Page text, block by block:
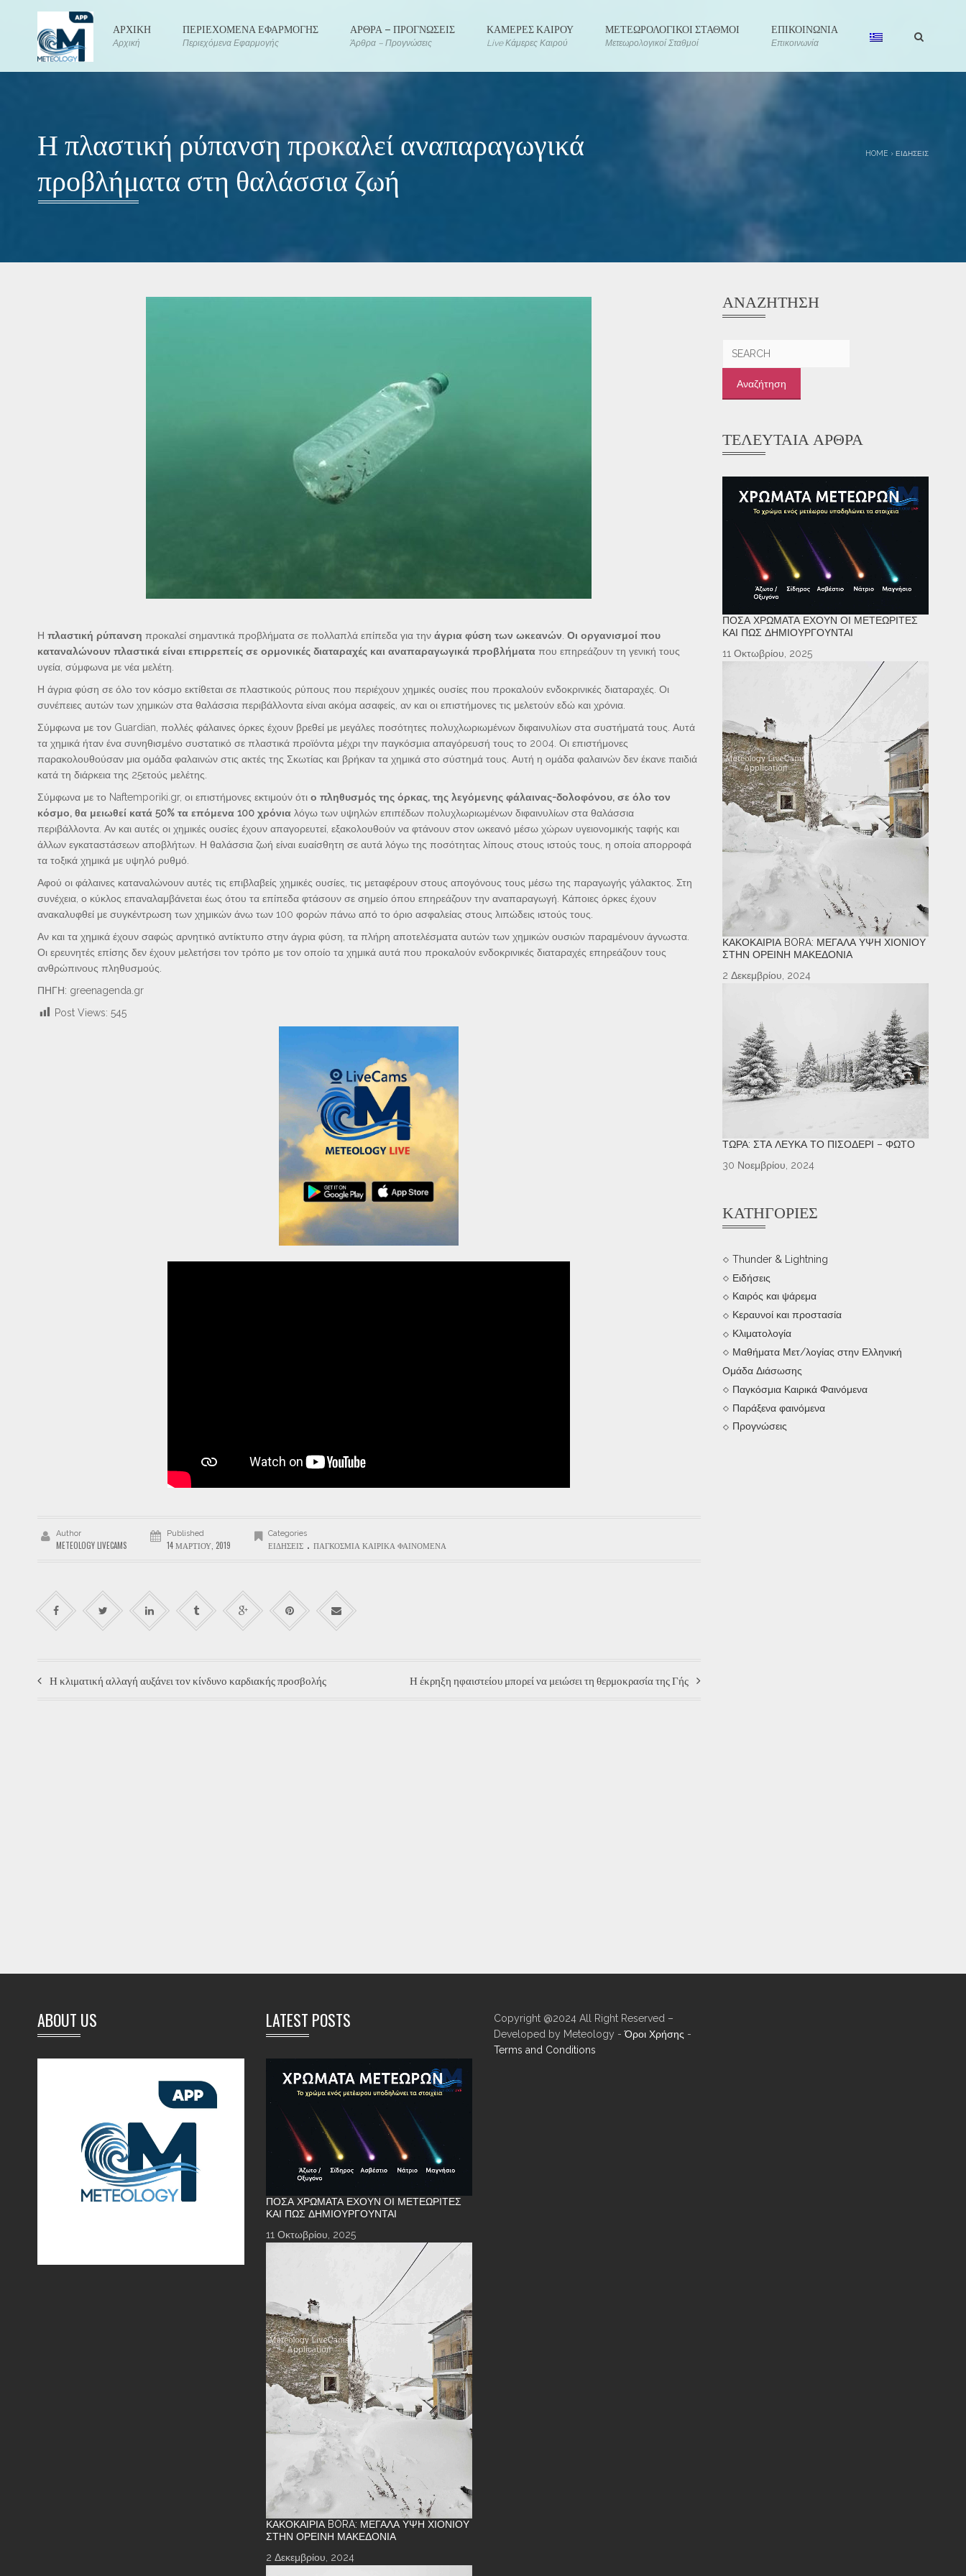
ΑΡΧΙΚΗ
Αρχική
ΠΕΡΙΕΧΟΜΕΝΑ ΕΦΑΡΜΟΓΗΣ
Περιεχόμενα Εφαρμογής
ΑΡΘΡΑ – ΠΡΟΓΝΩΣΕΙΣ
Άρθρα – Προγνώσεις
ΚΑΜΕΡΕΣ ΚΑΙΡΟΥ
Live Κάμερες Καιρού
ΜΕΤΕΩΡΟΛΟΓΙΚΟΙ ΣΤΑΘΜΟΙ
Μετεωρολογικοί Σταθμοί
ΕΠΙΚΟΙΝΩΝΙΑ
Επικοινωνία
Η πλαστική ρύπανση προκαλεί αναπαραγωγικά
προβλήματα στη θαλάσσια ζωή
HOME › ΕΙΔΉΣΕΙΣ
Η πλαστική ρύπανση προκαλεί σημαντικά προβλήματα σε πολλαπλά επίπεδα για την άγρια ​​φύση των ωκεανών Οι οργανισμοί που
καταναλώνουν πλαστικά είναι επιρρεπείς σε ορμονικές διαταραχές και αναπαραγωγικά προβλήματα που επηρεάζουν τη γενική τους
υγεία, σύμφωνα με νέα μελέτη.
Η άγρια ​​φύση σε όλο τον κόσμο εκτίθεται σε πλαστικούς ρύπους που περιέχουν χημικές ουσίες που προκαλούν ενδοκρινικές διαταραχές. Οι
συνέπειες αυτών των χημικών στα θαλάσσια περιβάλλοντα είναι ακόμα ασαφείς, αν και οι επιστήμονες τις μελετούν εδώ και χρόνια.
Σύμφωνα με τον Guardian, πολλές φάλαινες όρκες έχουν βρεθεί με μεγάλες ποσότητες πολυχλωριωμένων διφαινυλίων στα συστήματά τους. Αυτά
τα χημικά ήταν ένα συνηθισμένο συστατικό σε πλαστικά προϊόντα μέχρι την παγκόσμια απαγόρευσή τους το 2004. Οι επιστήμονες
παρακολουθούσαν μια ομάδα φαλαινών στις ακτές της Σκωτίας και βρήκαν τα χημικά στο σύστημά τους. Αυτή η ομάδα φαλαινών δεν έκανε παιδιά
κατά τη διάρκεια της 25ετούς μελέτης.
Σύμφωνα με το Naftemporiki.gr, οι επιστήμονες εκτιμούν ότι ο πληθυσμός της όρκας, της λεγόμενης φάλαινας-δολοφόνου, σε όλο τον
κόσμο, θα μειωθεί κατά 50% τα επόμενα 100 χρόνια λόγω των υψηλών επιπέδων πολυχλωριωμένων διφαινυλίων στα θαλάσσια
περιβάλλοντα. Αν και αυτές οι χημικές ουσίες έχουν απαγορευτεί, εξακολουθούν να φτάνουν στον ωκεανό μέσω χώρων υγειονομικής ταφής και
άλλων εγκαταστάσεων αποβλήτων. Η θαλάσσια ζωή είναι ευαίσθητη σε αυτά λόγω της ποσότητας λίπους στους ιστούς τους, η οποία απορροφά
τα τοξικά χημικά με υψηλό ρυθμό.
Αφού οι φάλαινες καταναλώνουν αυτές τις επιβλαβείς χημικές ουσίες, τις μεταφέρουν στους απογόνους τους μέσω της παραγωγής γάλακτος. Στη
συνέχεια, ο κύκλος επαναλαμβάνεται έως ότου τα επίπεδα φτάσουν σε σημείο όπου επηρεάζουν την αναπαραγωγή. Κάποιες όρκες έχουν
ανακαλυφθεί με συγκέντρωση των χημικών άνω των 100 φορών πάνω από το όριο ασφαλείας στους λιπώδεις ιστούς τους.
Αν και τα χημικά έχουν σαφώς αρνητικό αντίκτυπο στην άγρια ​​φύση, τα πλήρη αποτελέσματα αυτών των χημικών ουσιών παραμένουν άγνωστα.
Οι ερευνητές επίσης δεν έχουν μελετήσει τον τρόπο με τον οποίο τα χημικά αυτά που προκαλούν ενδοκρινικές διαταραχές επηρεάζουν τους
ανθρώπινους πληθυσμούς.
ΠΗΓΗ: greenagenda.gr
Post Views: 545
Author
METEOLOGY LIVECAMS
Published
14 ΜΑΡΤΊΟΥ, 2019
Categories
ΕΙΔΉΣΕΙΣ . ΠΑΓΚΌΣΜΙΑ ΚΑΙΡΙΚΆ ΦΑΙΝΌΜΕΝΑ
Η κλιματική αλλαγή αυξάνει τον κίνδυνο καρδιακής προσβολής Η έκρηξη ηφαιστείου μπορεί να μειώσει τη θερμοκρασία της Γής
ΑΝΑΖΉΤΗΣΗ
ΤΕΛΕΥΤΑΊΑ ΆΡΘΡΑ
ΠΌΣΑ ΧΡΏΜΑΤΑ ΈΧΟΥΝ ΟΙ ΜΕΤΕΩΡΊΤΕΣ
ΚΑΙ ΠΏΣ ΔΗΜΙΟΥΡΓΟΎΝΤΑΙ
11 Οκτωβρίου, 2025
ΚΑΚΟΚΑΙΡΊΑ BORA: ΜΕΓΆΛΑ ΎΨΗ ΧΙΟΝΙΟΎ
ΣΤΗΝ ΟΡΕΙΝΉ ΜΑΚΕΔΟΝΊΑ
2 Δεκεμβρίου, 2024
ΤΏΡΑ: ΣΤΑ ΛΕΥΚΆ ΤΟ ΠΙΣΟΔΈΡΙ – ΦΩΤΌ
30 Νοεμβρίου, 2024
ΚΑΤΗΓΟΡΊΕΣ
Thunder & Lightning
Ειδήσεις
Καιρός και ψάρεμα
Κεραυνοί και προστασία
Κλιματολογία
Μαθήματα Μετ/λογίας στην Ελληνική
Ομάδα Διάσωσης
Παγκόσμια Καιρικά Φαινόμενα
Παράξενα φαινόμενα
Προγνώσεις
ABOUT US LATEST POSTS
ΠΌΣΑ ΧΡΏΜΑΤΑ ΈΧΟΥΝ ΟΙ ΜΕΤΕΩΡΊΤΕΣ
ΚΑΙ ΠΏΣ ΔΗΜΙΟΥΡΓΟΎΝΤΑΙ
11 Οκτωβρίου, 2025
ΚΑΚΟΚΑΙΡΊΑ BORA: ΜΕΓΆΛΑ ΎΨΗ ΧΙΟΝΙΟΎ
ΣΤΗΝ ΟΡΕΙΝΉ ΜΑΚΕΔΟΝΊΑ
2 Δεκεμβρίου, 2024
Copyright @2024 All Right Reserved –
Developed by Meteology -Όροι Χρήσης -
Terms and Conditions